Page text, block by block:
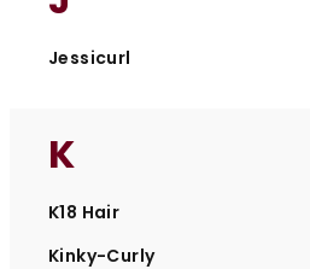
Jessicurl
K
K18 Hair
Kinky-Curly